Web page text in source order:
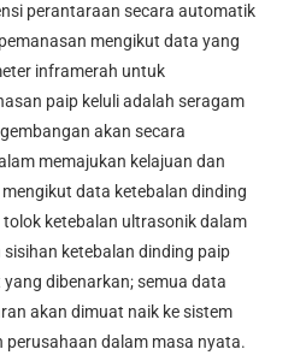
perantaraan secara automatik
mengikut data yang
inframerah untuk
paip keluli adalah seragam
akan secara
memajukan kelajuan dan
data ketebalan dinding
ketebalan ultrasonik dalam
ketebalan dinding paip
dibenarkan; semua data
akan dimuat naik ke sistem
perusahaan dalam masa nyata.